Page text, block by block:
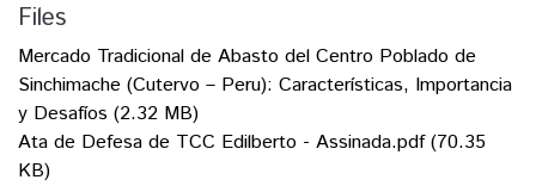
Files
Mercado Tradicional de Abasto del Centro Poblado de
Sinchimache (Cutervo – Peru): Características, Importancia
y Desafíos (2.32 MB)
Ata de Defesa de TCC Edilberto - Assinada.pdf(70.35
KB)